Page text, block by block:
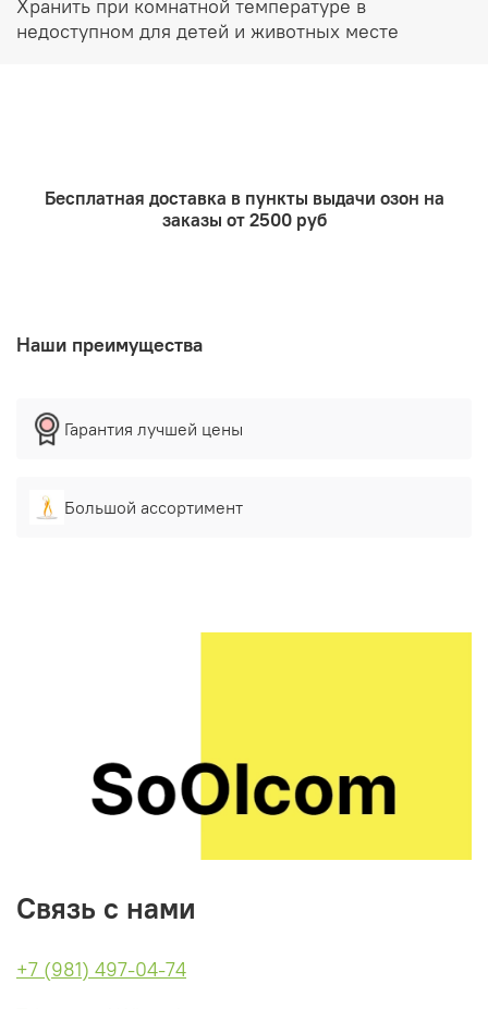
Хранить при комнатной температуре в
недоступном для детей и животных месте
Бесплатная доставка в пункты выдачи озон на
заказы от 2500 руб
Наши преимущества
Гарантия лучшей цены
Большой ассортимент
Связь с нами
+7 (981) 497-04-74